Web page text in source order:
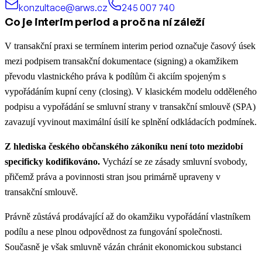
konzultace@arws.cz
245 007 740
Co je interim period a proč na ní záleží
V transakční praxi se termínem interim period označuje časový úsek
mezi podpisem transakční dokumentace (signing) a okamžikem
převodu vlastnického práva k podílům či akciím spojeným s
vypořádáním kupní ceny (closing). V klasickém modelu odděleného
podpisu a vypořádání se smluvní strany v transakční smlouvě (SPA)
zavazují vyvinout maximální úsilí ke splnění odkládacích podmínek.
Z hlediska českého občanského zákoníku není toto mezidobí
specificky kodifikováno. Vychází se ze zásady smluvní svobody,
přičemž práva a povinnosti stran jsou primárně upraveny v
transakční smlouvě.
Právně zůstává prodávající až do okamžiku vypořádání vlastníkem
podílu a nese plnou odpovědnost za fungování společnosti.
Současně je však smluvně vázán chránit ekonomickou substanci